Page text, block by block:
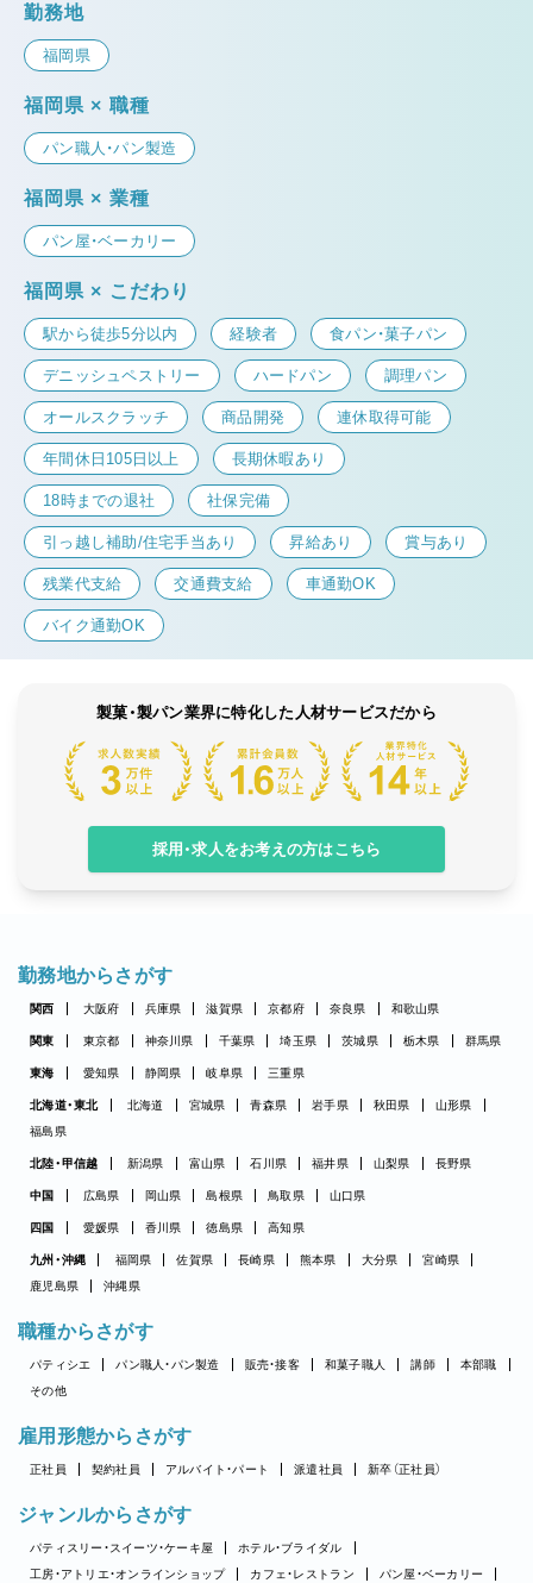
勤務地
福岡県
福岡県 × 職種
パン職人・パン製造
福岡県 × 業種
パン屋・ベーカリー
福岡県 × こだわり
駅から徒歩5分以内 経験者 食パン・菓子パン
デニッシュペストリー ハードパン 調理パン
オールスクラッチ 商品開発 連休取得可能
年間休日105日以上 長期休暇あり
18時までの退社 社保完備
引っ越し補助/住宅手当あり 昇給あり 賞与あり
残業代支給 交通費支給 車通勤OK
バイク通勤OK
製菓・製パン業界に特化した人材サービスだから
採用・求人をお考えの方はこちら
勤務地からさがす
関西 大阪府 兵庫県 滋賀県 京都府 奈良県 和歌山県
関東 東京都 神奈川県 千葉県 埼玉県 茨城県 栃木県 群馬県
東海 愛知県 静岡県 岐阜県 三重県
北海道・東北 北海道 宮城県 青森県 岩手県 秋田県
山形県
福島県
北陸・甲信越 新潟県 富山県 石川県 福井県 山梨県 長野県
中国 広島県 岡山県 島根県 鳥取県 山口県
四国 愛媛県 香川県 徳島県 高知県
九州・沖縄 福岡県 佐賀県 長崎県 熊本県 大分県
宮崎県
鹿児島県
沖縄県
職種からさがす
パティシエ パン職人・パン製造 販売・接客 和菓子職人 講師
本部職
その他
雇用形態からさがす
正社員 契約社員 アルバイト・パート 派遣社員 新卒（正社員）
ジャンルからさがす
パティスリー・スイーツ・ケーキ屋
ホテル・ブライダル
工房・アトリエ・オンラインショップ
カフェ・レストラン
パン屋・ベーカリー